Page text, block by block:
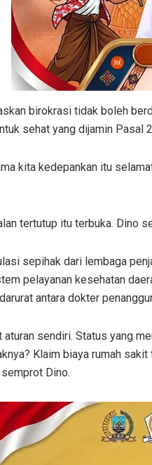
birokrasi tidak boleh
sehat yang dijamin Pasal
kita kedepankan itu
tertutup itu terbuka. Dino
sepihak dari lembaga
pelayanan kesehatan
antara dokter
aturan sendiri. Status yang
Klaim biaya rumah
semprot Dino.